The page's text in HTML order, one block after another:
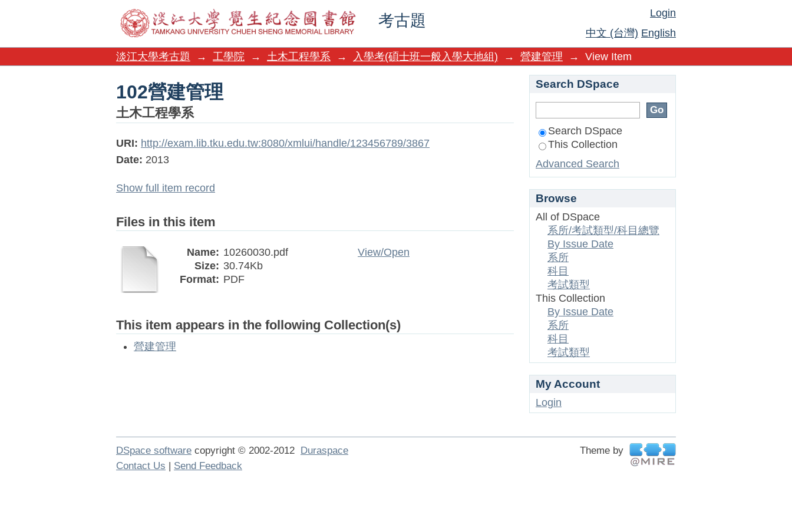
考古題
102營建管理
Login
中文 (台灣) English
淡江大學考古題
→ 工學院 → 土木工程學系 → 入學考(碩士班一般入學大地組) → 營建管理 → View Item
102營建管理
土木工程學系
URI: http://exam.lib.tku.edu.tw:8080/xmlui/handle/123456789/3867
Date: 2013
Show full item record
Files in this item
Name: 10260030.pdf
Size: 30.74Kb
Format: PDF
View/Open
This item appears in the following Collection(s)
營建管理
Search DSpace
Search DSpace
This Collection
Advanced Search
Browse
All of DSpace
系所/考試類型/科目總覽
By Issue Date
系所
科目
考試類型
This Collection
By Issue Date
系所
科目
考試類型
My Account
Login
DSpace software copyright © 2002-2012 Duraspace
Theme by
Contact Us | Send Feedback